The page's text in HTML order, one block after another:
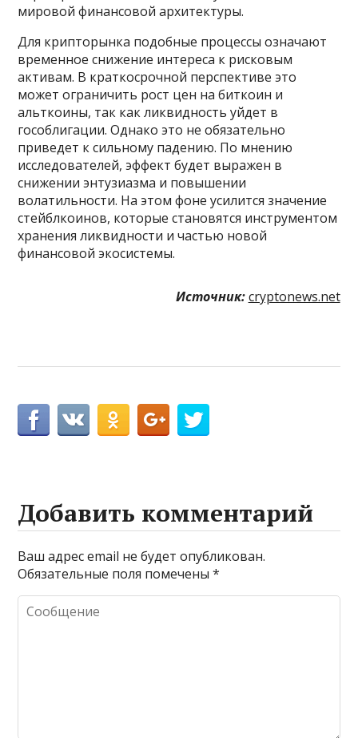
мировой финансовой архитектуры.
Для крипторынка подобные процессы означают
временное снижение интереса к рисковым
активам. В краткосрочной перспективе это
может ограничить рост цен на биткоин и
альткоины, так как ликвидность уйдет в
гособлигации. Однако это не обязательно
приведет к сильному падению. По мнению
исследователей, эффект будет выражен в
снижении энтузиазма и повышении
волатильности. На этом фоне усилится значение
стейблкоинов, которые становятся инструментом
хранения ликвидности и частью новой
финансовой экосистемы.
Источник: cryptonews.net
Добавить комментарий
Ваш адрес email не будет опубликован.
Обязательные поля помечены*